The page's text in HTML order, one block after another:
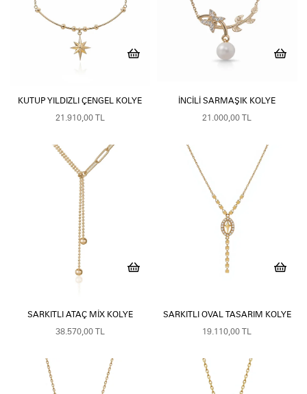
KUTUP YILDIZLI ÇENGEL KOLYE
21.910,00 TL
İNCILI SARMAŞIK KOLYE
21.000,00 TL
SARKITLI ATAÇ MIX KOLYE
38.570,00 TL
SARKITLI OVAL TASARIM KOLYE
19.110,00 TL